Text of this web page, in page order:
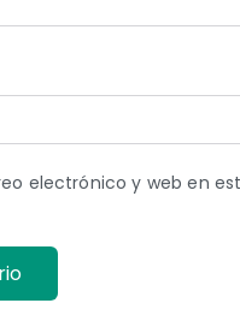
electrónico y web en